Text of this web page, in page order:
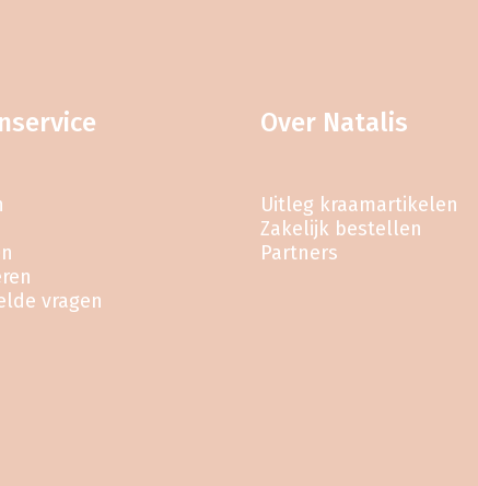
vragen
Over Natalis
Uitleg kraamartikelen
Zakelijk bestellen
Partners